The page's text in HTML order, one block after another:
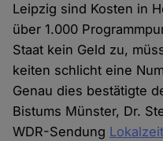
Leipzig sind Kosten in
über 1.000
Staat kein Geld zu,
keiten schlicht eine
Genau dies bestätigte
Bistums Münster, Dr.
WDR-Sendung